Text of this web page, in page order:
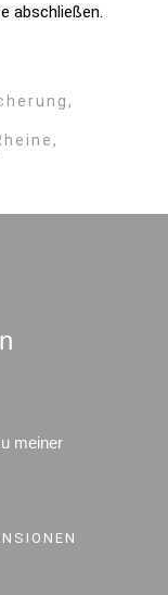
abschließen.
,
,
meiner